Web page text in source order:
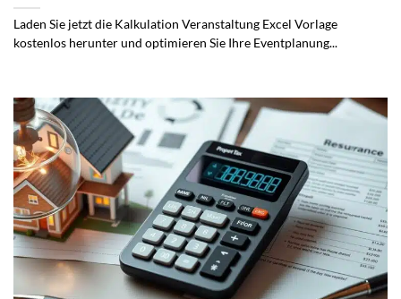
Laden Sie jetzt die Kalkulation Veranstaltung Excel Vorlage
kostenlos herunter und optimieren Sie Ihre Eventplanung...